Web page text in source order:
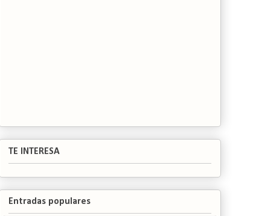
TE INTERESA
Entradas populares